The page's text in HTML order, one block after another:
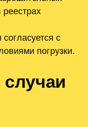
реестрах
с
погрузки.